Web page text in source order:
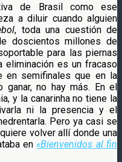
de Brasil como ese
a diluir cuando alguien
, toda una cuestión de
doscientos millones de
para las piernas
eliminación es un fracaso
en semifinales que en la
ganar, no hay más. En el
y la canarinha no tiene la
ni la presencia y el
Pero ya casi se
volver allí donde una
en «Bienvenidos al fin